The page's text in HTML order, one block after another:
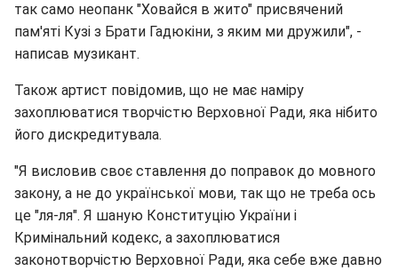
так само неопанк "Ховайся в жито" присвячений
пам'яті Кузі з Брати Гадюкіни, з яким ми дружили", -
написав музикант.
Також артист повідомив, що не має наміру
захоплюватися творчістю Верховної Ради, яка нібито
його дискредитувала.
"Я висловив своє ставлення до поправок до мовного
закону, а не до української мови, так що не треба ось
це "ля-ля". Я шаную Конституцію України і
Кримінальний кодекс, а захоплюватися
законотворчістю Верховної Ради, яка себе вже давно